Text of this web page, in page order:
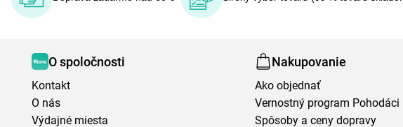
O spoločnosti
Kontakt
O nás
Výdajné miesta
Nakupovanie
Ako objednať
Vernostný program Pohodáci
Spôsoby a ceny dopravy